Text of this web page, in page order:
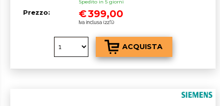
Spedito in 5 giorni
Prezzo: €399,00
Iva inclusa (22%)